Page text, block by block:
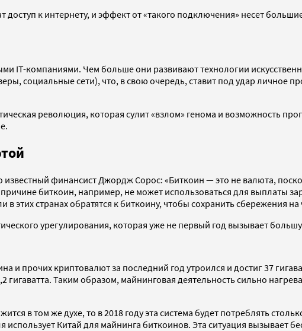
к интернету, и эффект от «такого подключения» несет
IТ-компаниями. Чем больше они развивают технологии
социальные сети), что, в свою очередь, ставит под удар личное
революция, которая сулит «взлом» генома и возможность
финансист Джордж Сорос: «Биткоин — это не валюта,
биткоин, например, не может использоваться для выплаты
этих странах обратятся к биткоину, чтобы сохранить сбережения
урегулирования, которая уже не первый год вызывает
и прочих криптовалют за последний год утроился и достиг 37
Таким образом, майнинговая деятельность сильно
в том же духе, то в 2018 году эта система будет потреблять
Китай для майнинга биткоинов. Эта ситуация вызывает